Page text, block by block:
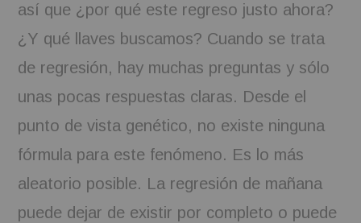
así que ¿por qué este regreso justo ahora?
¿Y qué llaves buscamos? Cuando se trata
de regresión, hay muchas preguntas y sólo
unas pocas respuestas claras. Desde el
punto de vista genético, no existe ninguna
fórmula para este fenómeno. Es lo más
aleatorio posible. La regresión de mañana
puede dejar de existir por completo o puede